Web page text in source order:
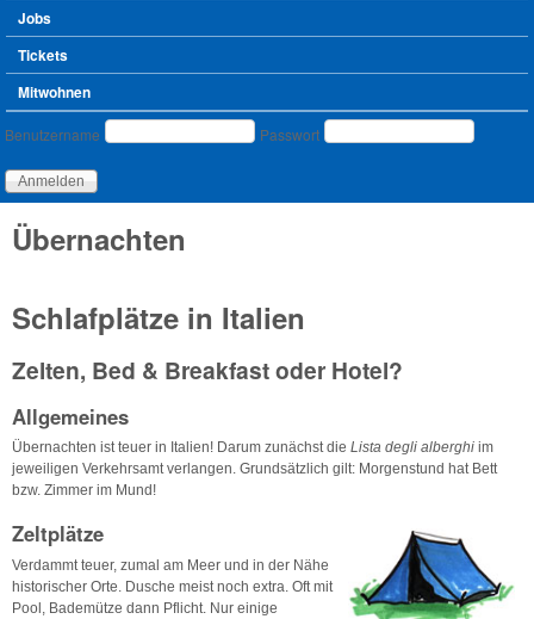
Jobs
Tickets
Mitwohnen
Benutzeranmeldung
Benutzername Passwort
Übernachten
Schlafplätze in Italien
Zelten, Bed & Breakfast oder Hotel?
Allgemeines
Übernachten ist teuer in Italien! Darum zunächst die Lista degli alberghi im
jeweiligen Verkehrsamt verlangen. Grundsätzlich gilt: Morgenstund hat Bett
bzw. Zimmer im Mund!
Zeltplätze
Verdammt teuer, zumal am Meer und in der Nähe
historischer Orte. Dusche meist noch extra. Oft mit
Pool, Bademütze dann Pflicht. Nur einige